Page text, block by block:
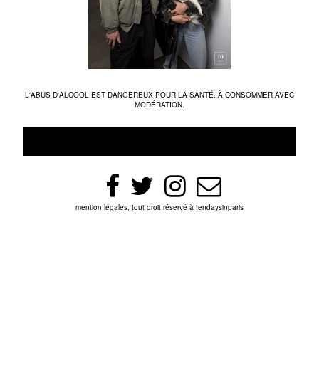
L'ABUS D'ALCOOL EST DANGEREUX POUR LA SANTÉ. À CONSOMMER AVEC
MODÉRATION.
mention légales, tout droit réservé à tendaysinparis